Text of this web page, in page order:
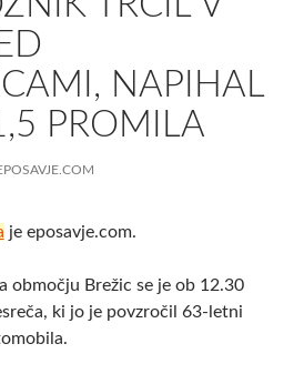
NAPIHAL
PROMILA
je eposavje.com.
območju Brežic se je ob 12.30
ki jo je povzročil 63-letni